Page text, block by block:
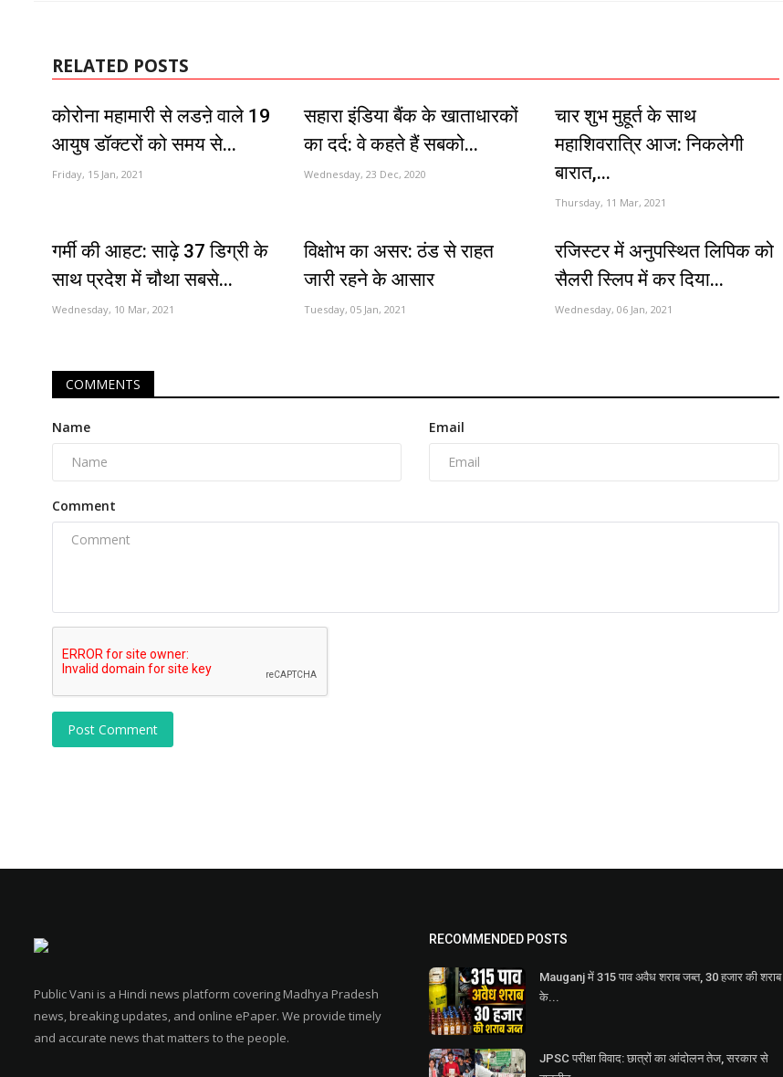
RELATED POSTS
कोरोना महामारी से लडऩे वाले 19
आयुष डॉक्टरों को समय से...
Friday, 15 Jan, 2021
सहारा इंडिया बैंक के खाताधारकों
का दर्द: वे कहते हैं सबको...
Wednesday, 23 Dec, 2020
चार शुभ मुहूर्त के साथ
महाशिवरात्रि आज: निकलेगी
बारात,...
Thursday, 11 Mar, 2021
गर्मी की आहट: साढ़े 37 डिग्री के
साथ प्रदेश में चौथा सबसे...
Wednesday, 10 Mar, 2021
विक्षोभ का असर: ठंड से राहत
जारी रहने के आसार
Tuesday, 05 Jan, 2021
रजिस्टर में अनुपस्थित लिपिक को
सैलरी स्लिप में कर दिया...
Wednesday, 06 Jan, 2021
COMMENTS
Name Email
Comment
Post Comment
Public Vani is a Hindi news platform covering Madhya Pradesh
news, breaking updates, and online ePaper. We provide timely
and accurate news that matters to the people.
RECOMMENDED POSTS
Mauganj में 315 पाव अवैध शराब जब्त, 30 हजार की शराब
के...
JPSC परीक्षा विवाद: छात्रों का आंदोलन तेज, सरकार से